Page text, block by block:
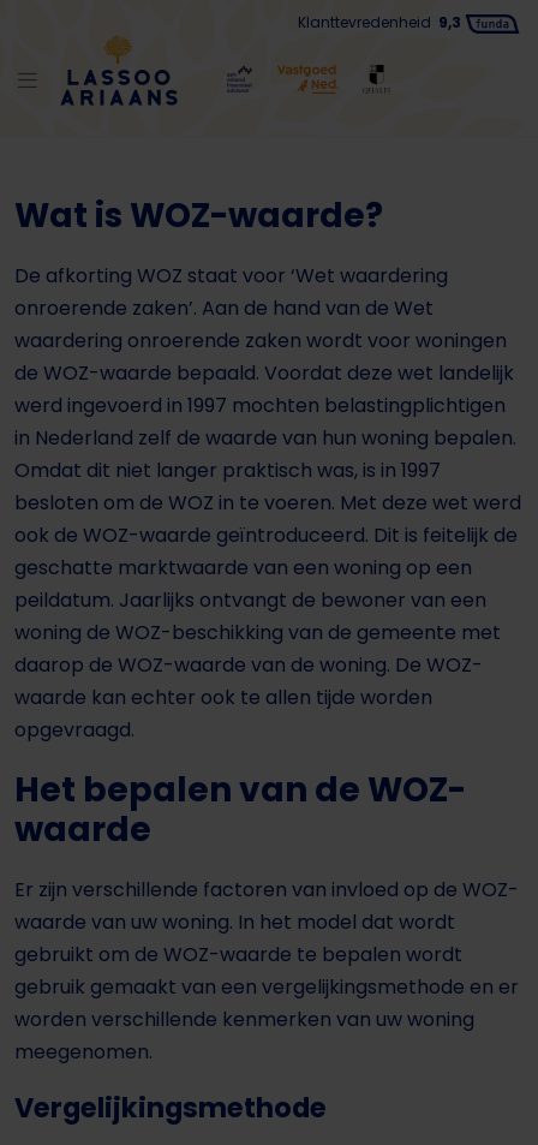
Klanttevredenheid 9,3
Wat is WOZ-waarde?
De afkorting WOZ staat voor ‘Wet waardering
onroerende zaken’. Aan de hand van de Wet
waardering onroerende zaken wordt voor woningen
de WOZ-waarde bepaald. Voordat deze wet landelijk
werd ingevoerd in 1997 mochten belastingplichtigen
in Nederland zelf de waarde van hun woning bepalen.
Omdat dit niet langer praktisch was, is in 1997
besloten om de WOZ in te voeren. Met deze wet werd
ook de WOZ-waarde geïntroduceerd. Dit is feitelijk de
geschatte marktwaarde van een woning op een
peildatum. Jaarlijks ontvangt de bewoner van een
woning de WOZ-beschikking van de gemeente met
daarop de WOZ-waarde van de woning. De WOZ-
waarde kan echter ook te allen tijde worden
opgevraagd.
Het bepalen van de WOZ-
waarde
Er zijn verschillende factoren van invloed op de WOZ-
waarde van uw woning. In het model dat wordt
gebruikt om de WOZ-waarde te bepalen wordt
gebruik gemaakt van een vergelijkingsmethode en er
worden verschillende kenmerken van uw woning
meegenomen.
Vergelijkingsmethode